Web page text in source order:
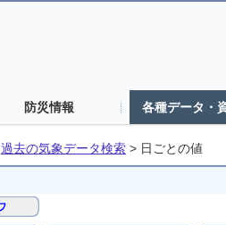
防災情報 各種データ・
過去の気象データ検索 > 日ごとの値